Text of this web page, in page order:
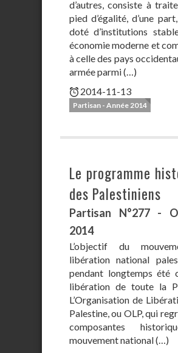
d’autres, consiste à
pied d’égalité, d’une
doté d’institutions
économie moderne et
à celle des pays
armée parmi (…)
2014-11-13
Partisan - Année 2014
Le programme
des Palestiniens
Partisan N°277 -
2014
L’objectif du
libération national
pendant longtemps été
libération de toute la
L’Organisation de
Palestine, ou OLP, qui
composantes
mouvement national (…)